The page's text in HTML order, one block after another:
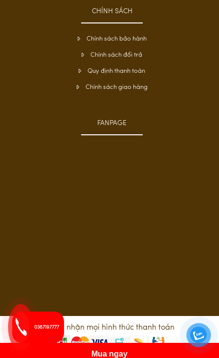
Mua ngay
CHÍNH SÁCH
Chính sách bảo hành
Chính sách đổi trả
Quy định thanh toán
Chính sách giao hàng
FANPAGE
Chấp nhận mọi hình thức thanh toán
0387197777